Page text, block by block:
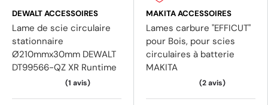
DEWALT ACCESSOIRES
Lame de scie circulaire
stationnaire
Ø210mmx30mm DEWALT
DT99566-QZ XR Runtime
MAKITA ACCESSOIRES
Lames carbure "EFFICUT"
pour Bois, pour scies
circulaires à batterie
MAKITA